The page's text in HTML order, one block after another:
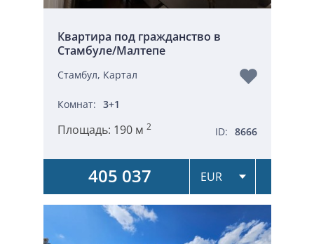
Квартира под гражданство в
Стамбуле/Малтепе
Стамбул, Картал
Комнат: 3+1
Площадь: 190 м 2 ID: 8666
405 037